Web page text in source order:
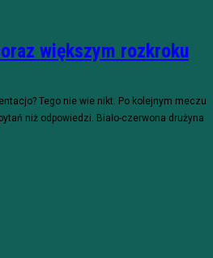
większym rozkroku
Tego nie wie nikt. Po kolejnym meczu
niż odpowiedzi. Biało-czerwona drużyna